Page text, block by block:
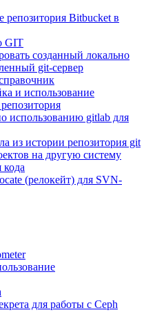
репозитория Bitbucket в
GIT
созданный локально
git-сервер
и использование
использованию gitlab для
из истории репозитория git
на другую систему
кода
(релокейт) для SVN-
для работы с Ceph